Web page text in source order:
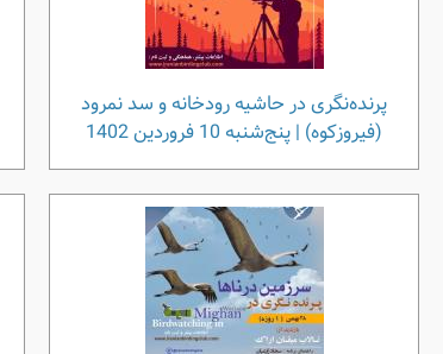
پرنده‌نگری در حاشیه رودخانه و سد نمرود
(فیروزکوه) | پنج‌شنبه 10 فروردین 1402